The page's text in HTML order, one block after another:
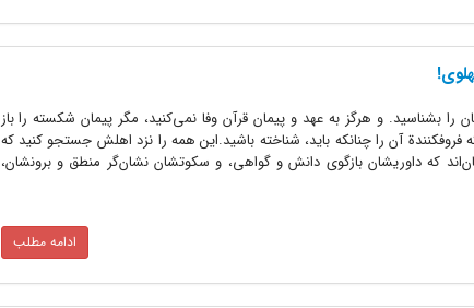
را بشناسید. و هرگز به عهد و پیمان قرآن وفا نمی‌کنید، مگر پیمان شکسته را باز
آن را چنانکه باید، شناخته باشید.این همه را نزد اهلش جستجو کنید که
که داوریشان بازگوی دانش و گواهی، و سکوتشان نشان‌گر منطق و برونشان،
ادامه مطلب